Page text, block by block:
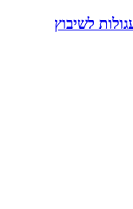
לשיבוץ